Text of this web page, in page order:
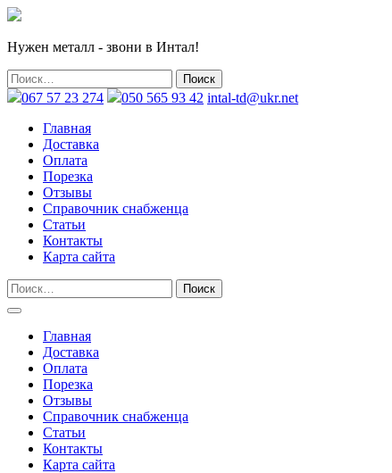
Нужен металл - звони в Интал!
067 57 23 274 050 565 93 42 intal-td@ukr.net
Главная
Доставка
Оплата
Порезка
Отзывы
Справочник снабженца
Статьи
Контакты
Карта сайта
Главная
Доставка
Оплата
Порезка
Отзывы
Справочник снабженца
Статьи
Контакты
Карта сайта